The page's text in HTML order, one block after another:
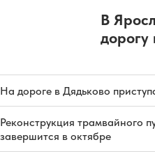
В
дорогу
На дороге в Дядьково
Реконструкция трамвайного
завершится в октябре